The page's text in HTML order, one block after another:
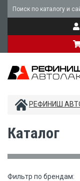
РЕФИНИШ
Каталог
Фильтр по брендам: